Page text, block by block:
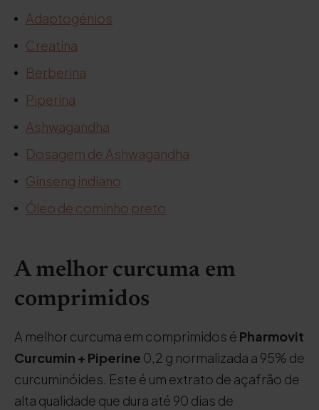
Adaptogénios
Creatina
Berberina
Piperina
Ashwagandha
Dosagem de Ashwagandha
Ginseng indiano
Óleo de cominho preto
A melhor curcuma em
comprimidos
A melhor curcuma em comprimidos é Pharmovit
Curcumin + Piperine 0,2 g normalizada a 95% de
curcuminóides. Este é um extrato de açafrão de
alta qualidade que dura até 90 dias de